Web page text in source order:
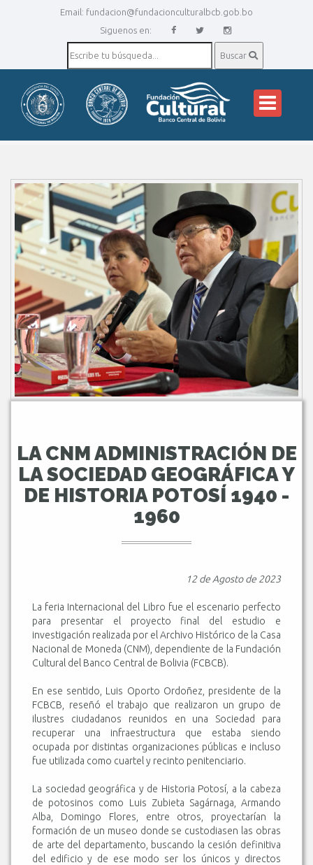
Email: fundacion@fundacionculturalbcb.gob.bo
Siguenos en:
Buscar
LA CNM ADMINISTRACIÓN DE
LA SOCIEDAD GEOGRÁFICA Y
DE HISTORIA POTOSÍ 1940 -
1960
12 de Agosto de 2023
La feria Internacional del Libro fue el escenario perfecto
para presentar el proyecto final del estudio e
investigación realizada por el Archivo Histórico de la Casa
Nacional de Moneda (CNM), dependiente de la Fundación
Cultural del Banco Central de Bolivia (FCBCB).
En ese sentido, Luis Oporto Ordoñez, presidente de la
FCBCB, reseñó el trabajo que realizaron un grupo de
ilustres ciudadanos reunidos en una Sociedad para
recuperar una infraestructura que estaba siendo
ocupada por distintas organizaciones públicas e incluso
fue utilizada como cuartel y recinto penitenciario.
La sociedad geográfica y de Historia Potosí, a la cabeza
de potosinos como Luis Zubieta Sagárnaga, Armando
Alba, Domingo Flores, entre otros, proyectarían la
formación de un museo donde se custodiasen las obras
de arte del departamento, buscando la cesión definitiva
del edificio y de ese modo ser los únicos y directos